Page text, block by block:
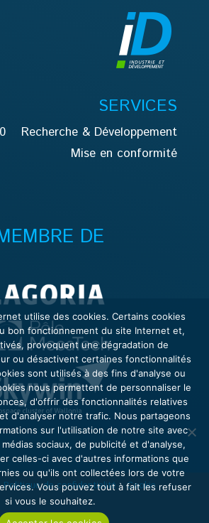
SERVICES
Recherche & Développement
Mise en conformité
DE
Politique de confidentialité –Cookie
utilise des cookies. Certains cookies
bon fonctionnement du site Internet et,
provoquent une dégradation de
ou désactivent certaines fonctionnalités
sont utilisés à des fins d'analyse ou
nous permettent de personnaliser le
d'offrir des fonctionnalités relatives
d'analyser notre trafic. Nous partageons
sur l'utilisation de notre site avec
sociaux, de publicité et d'analyse,
celles-ci avec d'autres informations que
ou qu'ils ont collectées lors de votre
Vous pouvez tout à fait les refuser
si vous le souhaitez.